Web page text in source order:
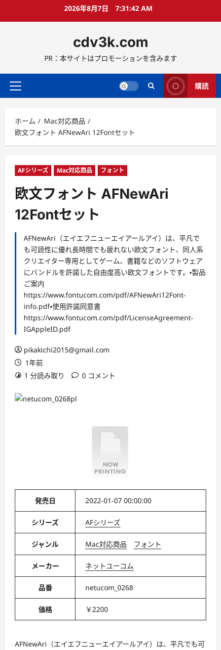
ス
ッ
2026年8月7日 7:31:44 AM
cdv3k.com
PR：本サイトはプロモーションを含みます
メ
メ
ニ
ュ
購読
ホーム
Mac対応商品
欧文フォント AFNewAri 12Fontセット
AFシリーズ Mac対応商品 フォント
欧文フォント AFNewAri
12Fontセット
AFNewAri（エイエフニューエイアールアイ）は、平凡で
も可読性に優れ長時間でも疲れない欧文フォント、同人系
クリエイター専用としてゲーム、書籍などのソフトウェア
にバンドルを許諾した自由度高い欧文フォントです。・製品
ご案内
https://www.fontucom.com/pdf/AFNewAri12Font-
info.pdf・使用許諾同意書
https://www.fontucom.com/pdf/LicenseAgreement-
IGAppleID.pdf
pikakichi2015@gmail.com
1年前
1 分読み取り
0 コメント
発売日 2022-01-07 00:00:00
シリーズ AFシリーズ
ジャンル Mac対応商品 フォント
メーカー ネットユーコム
品番 netucom_0268
価格 ￥2200
AFNewAri（エイエフニューエイアールアイ）は、平凡でも可